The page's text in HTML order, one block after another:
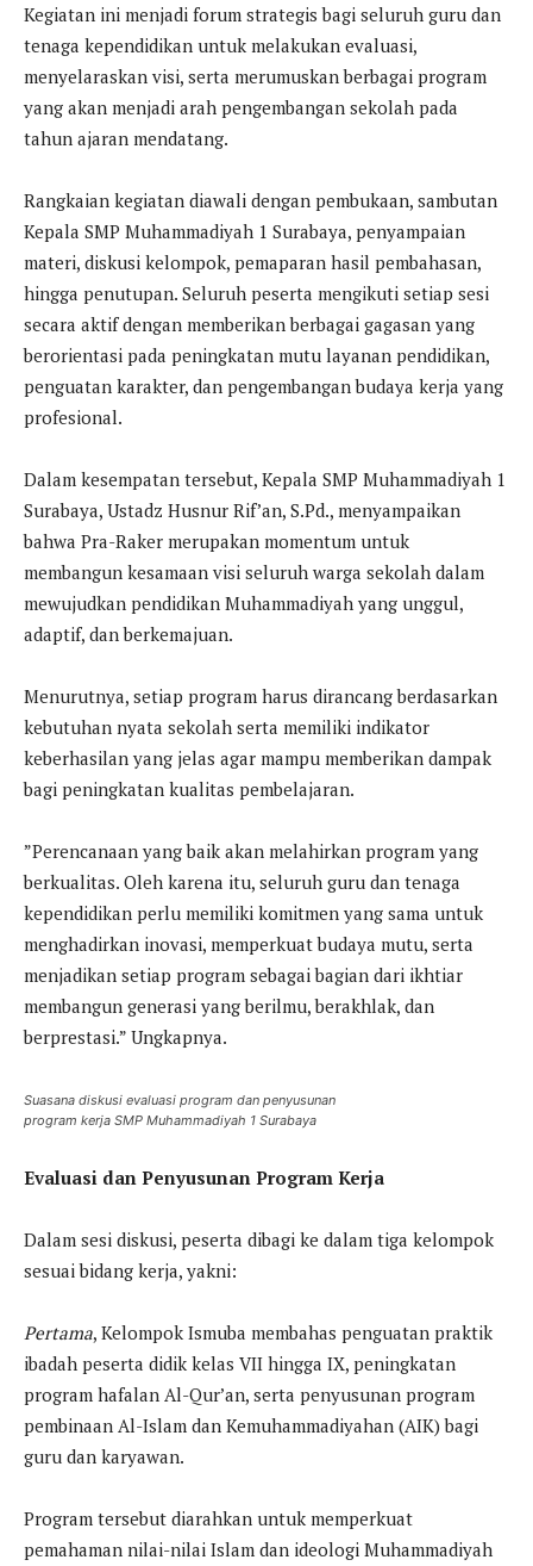
Kegiatan ini menjadi forum strategis bagi seluruh guru dan
tenaga kependidikan untuk melakukan evaluasi,
menyelaraskan visi, serta merumuskan berbagai program
yang akan menjadi arah pengembangan sekolah pada
tahun ajaran mendatang.
Rangkaian kegiatan diawali dengan pembukaan, sambutan
Kepala SMP Muhammadiyah 1 Surabaya, penyampaian
materi, diskusi kelompok, pemaparan hasil pembahasan,
hingga penutupan. Seluruh peserta mengikuti setiap sesi
secara aktif dengan memberikan berbagai gagasan yang
berorientasi pada peningkatan mutu layanan pendidikan,
penguatan karakter, dan pengembangan budaya kerja yang
profesional.
Dalam kesempatan tersebut, Kepala SMP Muhammadiyah 1
Surabaya, Ustadz Husnur Rif’an, S.Pd., menyampaikan
bahwa Pra-Raker merupakan momentum untuk
membangun kesamaan visi seluruh warga sekolah dalam
mewujudkan pendidikan Muhammadiyah yang unggul,
adaptif, dan berkemajuan.
Menurutnya, setiap program harus dirancang berdasarkan
kebutuhan nyata sekolah serta memiliki indikator
keberhasilan yang jelas agar mampu memberikan dampak
bagi peningkatan kualitas pembelajaran.
”Perencanaan yang baik akan melahirkan program yang
berkualitas. Oleh karena itu, seluruh guru dan tenaga
kependidikan perlu memiliki komitmen yang sama untuk
menghadirkan inovasi, memperkuat budaya mutu, serta
menjadikan setiap program sebagai bagian dari ikhtiar
membangun generasi yang berilmu, berakhlak, dan
berprestasi.” Ungkapnya.
Suasana diskusi evaluasi program dan penyusunan
program kerja SMP Muhammadiyah 1 Surabaya
Evaluasi dan Penyusunan Program Kerja
Dalam sesi diskusi, peserta dibagi ke dalam tiga kelompok
sesuai bidang kerja, yakni:
Pertama, Kelompok Ismuba membahas penguatan praktik
ibadah peserta didik kelas VII hingga IX, peningkatan
program hafalan Al-Qur’an, serta penyusunan program
pembinaan Al-Islam dan Kemuhammadiyahan (AIK) bagi
guru dan karyawan.
Program tersebut diarahkan untuk memperkuat
pemahaman nilai-nilai Islam dan ideologi Muhammadiyah